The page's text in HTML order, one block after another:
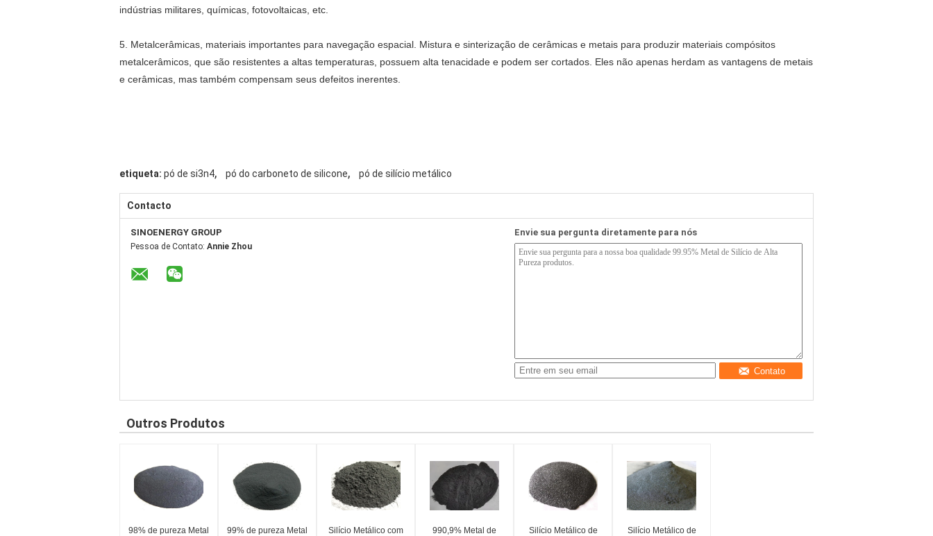
indústrias militares, químicas, fotovoltaicas, etc.
5. Metalcerâmicas, materiais importantes para navegação espacial. Mistura e sinterização de cerâmicas e metais para produzir materiais compósitos
metalcerâmicos, que são resistentes a altas temperaturas, possuem alta tenacidade e podem ser cortados. Eles não apenas herdam as vantagens de metais
e cerâmicas, mas também compensam seus defeitos inerentes.
etiqueta: pó de si3n4, pó do carboneto de silicone, pó de silício metálico
Contacto
SINOENERGY GROUP
Pessoa de Contato: Annie Zhou
Envie sua pergunta diretamente para nós
Contato
Outros Produtos
98% de pureza Metal 99% de pureza Metal Silício Metálico com 990,9% Metal de Silício Metálico de Silício Metálico de